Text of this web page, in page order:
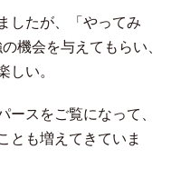
したが、「やってみ
機会を与えてもらい、
しい。
ースをご覧になって、
とも増えてきていま